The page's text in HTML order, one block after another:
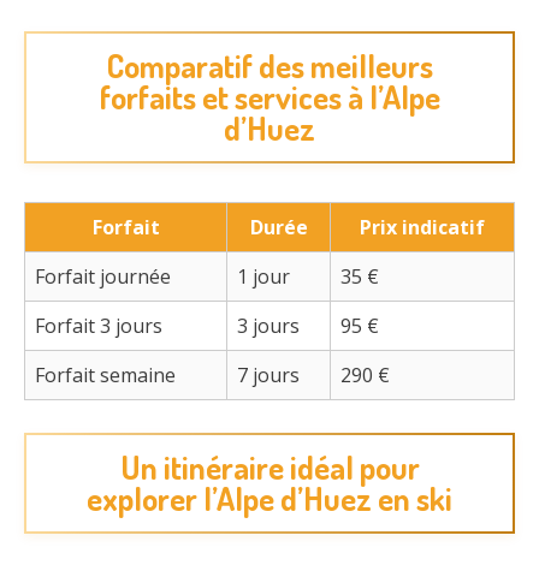
Comparatif des meilleurs
forfaits et services à l’Alpe
d’Huez
Forfait Durée
Prix indicatif
Forfait journée
1 jour
35 €
Forfait 3 jours
3 jours
95 €
Forfait semaine
7 jours 290 €
Un itinéraire idéal pour
explorer l’Alpe d’Huez en ski